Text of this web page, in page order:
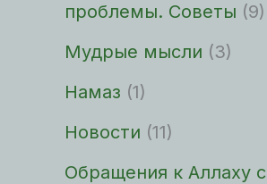
проблемы. Советы (9)
Мудрые мысли (3)
Намаз (1)
Новости (11)
Обращения к Аллаху с